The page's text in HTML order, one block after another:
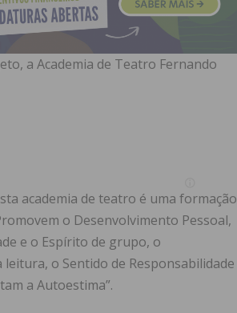
a Academia de Teatro Fernando
academia de teatro é uma formação
o Desenvolvimento Pessoal,
e o Espírito de grupo, o
o Sentido de Responsabilidade
a Autoestima”.